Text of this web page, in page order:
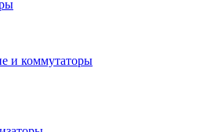
и коммутаторы